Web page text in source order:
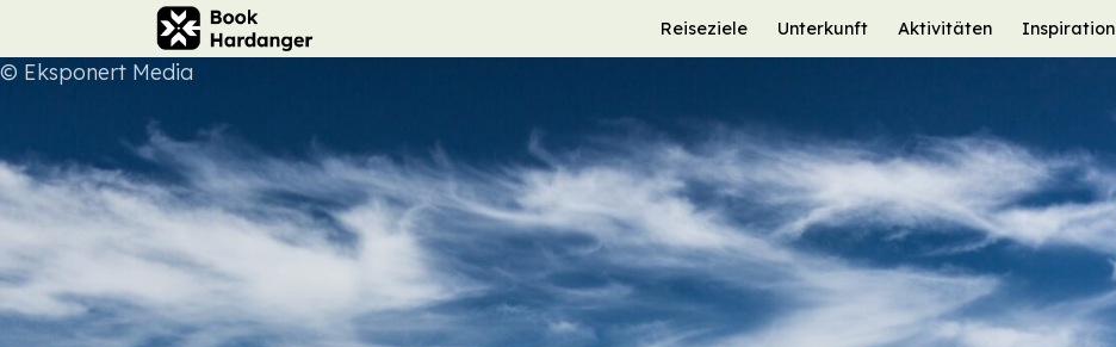
Reiseziele Unterkunft Aktivitäten Inspiration
© Eksponert Media